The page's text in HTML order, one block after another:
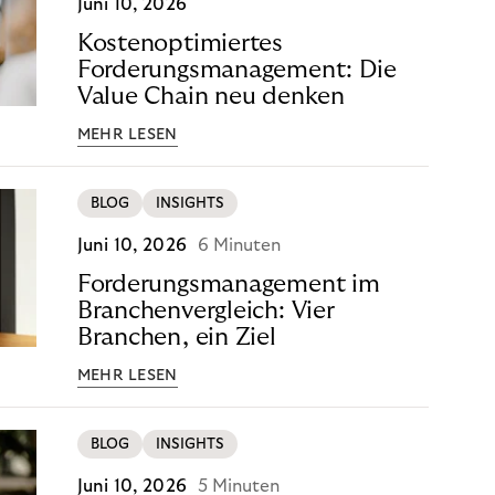
Juni 10, 2026
Kostenoptimiertes
Forderungsmanagement: Die
Value Chain neu denken
MEHR LESEN
BLOG INSIGHTS
Juni 10, 2026 6 Minuten
Forderungsmanagement im
Branchenvergleich: Vier
Branchen, ein Ziel
MEHR LESEN
BLOG INSIGHTS
Juni 10, 2026 5 Minuten